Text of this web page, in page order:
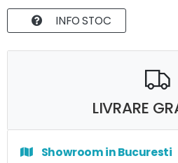
INFO STOC
LIVRARE
Showroom in Bucuresti